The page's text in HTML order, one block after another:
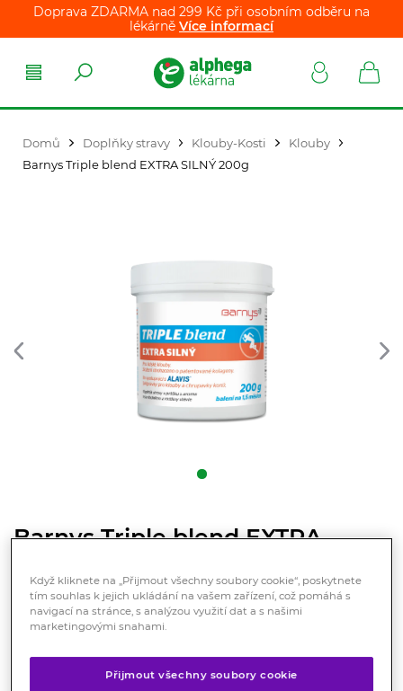
Doprava ZDARMA nad 299 Kč při osobním odběru na
lékárně Více informací
Domů Doplňky stravy Klouby-Kosti
Klouby
Barnys Triple blend EXTRA SILNÝ 200g
Barnys Triple blend EXTRA
Doplněk stravy
Jedinečný komplex látek pro Vaše klouby (MSM,
Barny´s
Když kliknete na „Přijmout všechny soubory cookie“, poskytnete
tím souhlas k jejich ukládání na vašem zařízení, což pomáhá s
navigací na stránce, s analýzou využití dat a s našimi
marketingovými snahami.
Přijmout všechny soubory cookie